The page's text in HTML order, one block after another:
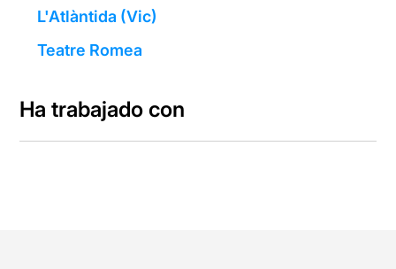
L'Atlàntida (Vic)
Teatre Romea
Ha trabajado con